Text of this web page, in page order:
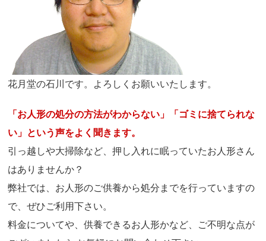
花月堂の石川です。よろしくお願いいたします。
「お人形の処分の方法がわからない」「ゴミに捨てられな
い」という声をよく聞きます。
引っ越しや大掃除など、押し入れに眠っていたお人形さん
はありませんか？
弊社では、お人形のご供養から処分までを行っていますの
で、ぜひご利用下さい。
料金についてや、供養できるお人形かなど、ご不明な点が